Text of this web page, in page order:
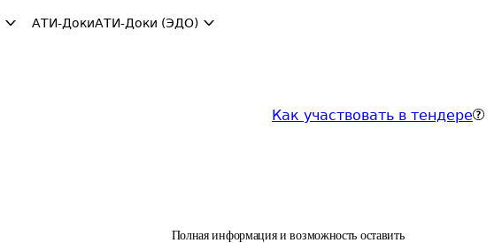
АТИ-ДокиАТИ-Доки (ЭДО)
Как участвовать в тендере
Полная информация и возможность оставить